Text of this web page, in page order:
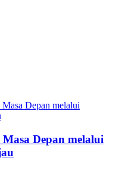
Depan melalui